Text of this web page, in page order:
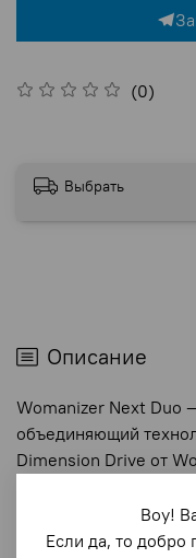
(0)
Выбрать
Описание
Womanizer Next Duo
объединяющий
Dimension Drive от
уровня
естественных,
Воу!
Если да, то добро